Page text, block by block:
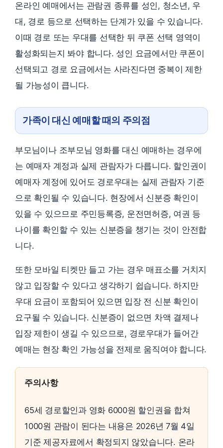
온라인 예매에서는 관람권 종류를 성인, 청소년, 우
대, 경로 등으로 선택하는 단계가 있을 수 있습니다.
이때 경로 또는 우대를 선택한 뒤 쿠폰 선택 영역이
활성화되는지 봐야 합니다. 성인 요금에서만 쿠폰이
선택되고 경로 요금에서는 사라진다면 중복이 제한
될 가능성이 큽니다.
가족이 대신 예매할 때의 주의점
부모님이나 조부모님 영화를 대신 예매하는 경우에
는 예매자 계정과 실제 관람자가 다릅니다. 할인권이
예매자 계정에 있어도 경로우대는 실제 관람자 기준
으로 확인될 수 있습니다. 현장에서 신분증 확인이
있을 수 있으므로 주민등록증, 운전면허증, 여권 등
나이를 확인할 수 있는 신분증을 챙기는 것이 안전합
니다.
또한 모바일 티켓만 들고 가는 경우 매표소를 거치지
않고 입장할 수 있다고 생각하기 쉽습니다. 하지만
우대 요금이 포함되어 있으면 입장 전 신분 확인이
요구될 수 있습니다. 신분증이 없으면 차액 결제나
입장 제한이 생길 수 있으므로, 경로우대가 들어간
예매는 현장 확인 가능성을 전제로 움직여야 합니다.
주의사항
65세 경로할인과 영화 6000원 할인권을 합쳐
1000원 관람이 된다는 내용은 2026년 7월 4일
기준 제공자료에서 확정되지 않았습니다. 온라